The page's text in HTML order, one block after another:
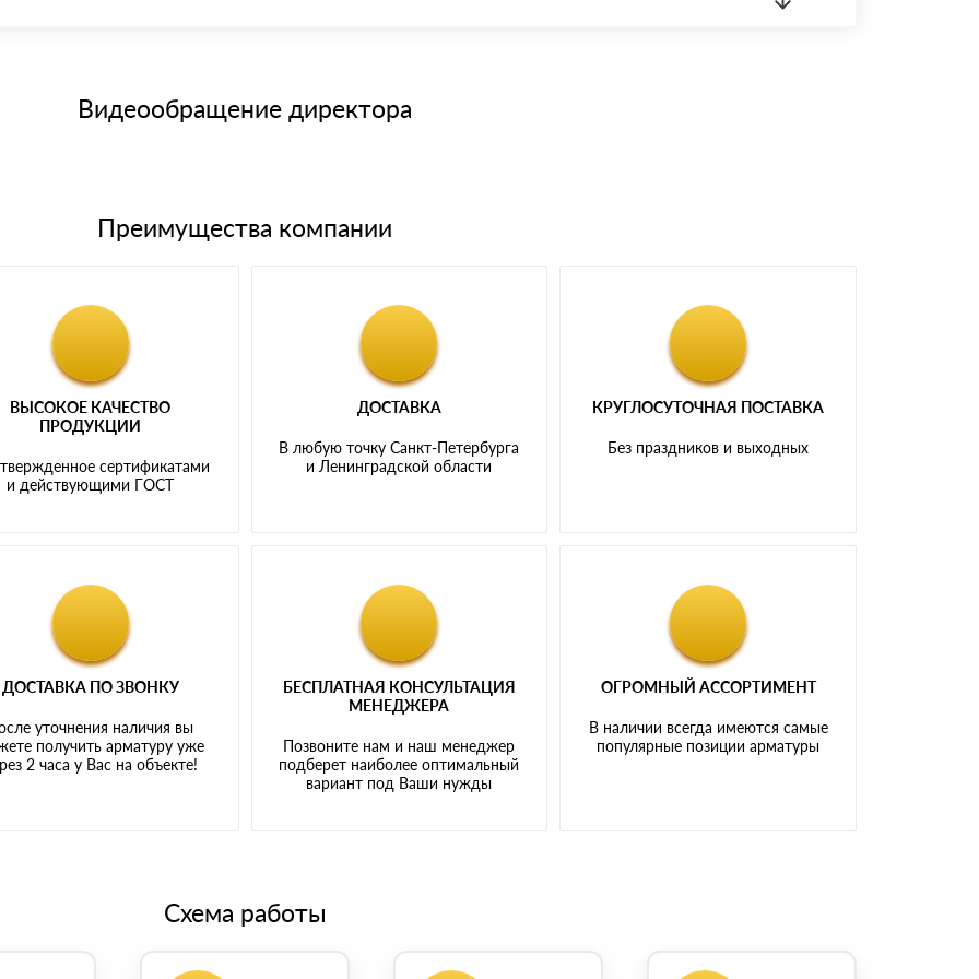
банковским картам
Видеообращение директора
Преимущества компании
ВЫСОКОЕ КАЧЕСТВО
ПРОДУКЦИИ
сертификатами
и действующими ГОСТ
ДОСТАВКА
В любую точку Санкт-Петербурга
и Ленинградской области
КРУГЛОСУТОЧНАЯ ПОСТАВКА
Без праздников и выходных
ДОСТАВКА ПО ЗВОНКУ
уточнения наличия вы
получить арматуру уже
2 часа у Вас на объекте!
БЕСПЛАТНАЯ КОНСУЛЬТАЦИЯ
МЕНЕДЖЕРА
Позвоните нам и наш менеджер
подберет наиболее оптимальный
вариант под Ваши нужды
ОГРОМНЫЙ АССОРТИМЕНТ
В наличии всегда имеются самые
популярные позиции арматуры
Схема работы